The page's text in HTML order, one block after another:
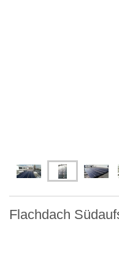
Flachdach